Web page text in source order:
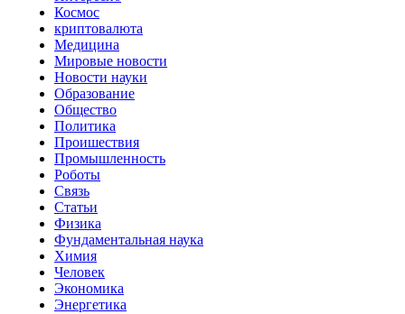
Космос
криптовалюта
Медицина
Мировые новости
Новости науки
Образование
Общество
Политика
Проишествия
Промышленность
Роботы
Связь
Статьи
Физика
Фундаментальная наука
Химия
Человек
Экономика
Энергетика